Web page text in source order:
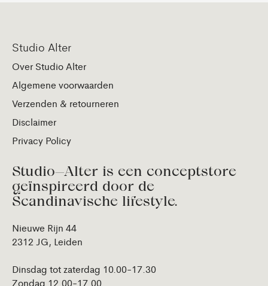
Studio Alter
Over Studio Alter
Algemene voorwaarden
Verzenden & retourneren
Disclaimer
Privacy Policy
Studio—Alter is een conceptstore
geïnspireerd door de
Scandinavische lifestyle.
Nieuwe Rijn 44
2312 JG, Leiden
Dinsdag tot zaterdag 10.00-17.30
Zondag 12.00-17.00